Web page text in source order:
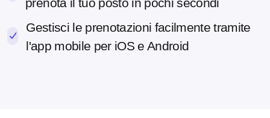
Gestisci le prenotazioni facilmente tramite
l'app mobile per iOS e Android